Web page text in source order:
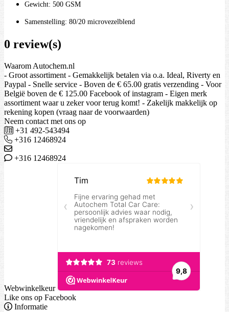
Gewicht: 500 GSM
Samenstelling: 80/20 microvezelblend
0 review(s)
Waarom Autochem.nl
- Groot assortiment - Gemakkelijk betalen via o.a. Ideal, Riverty en
Paypal - Snelle service - Boven de € 65.00 gratis verzending - Voor
België boven de € 125.00 Facebook of instagram - Eigen merk
assortiment waar u zeker voor terug komt! - Zakelijk makkelijk op
rekening kopen (vraag naar de voorwaarden)
Neem contact met ons op
+31 492-543494
+316 12468924
+316 12468924
Webwinkelkeur
Like ons op Facebook
Informatie